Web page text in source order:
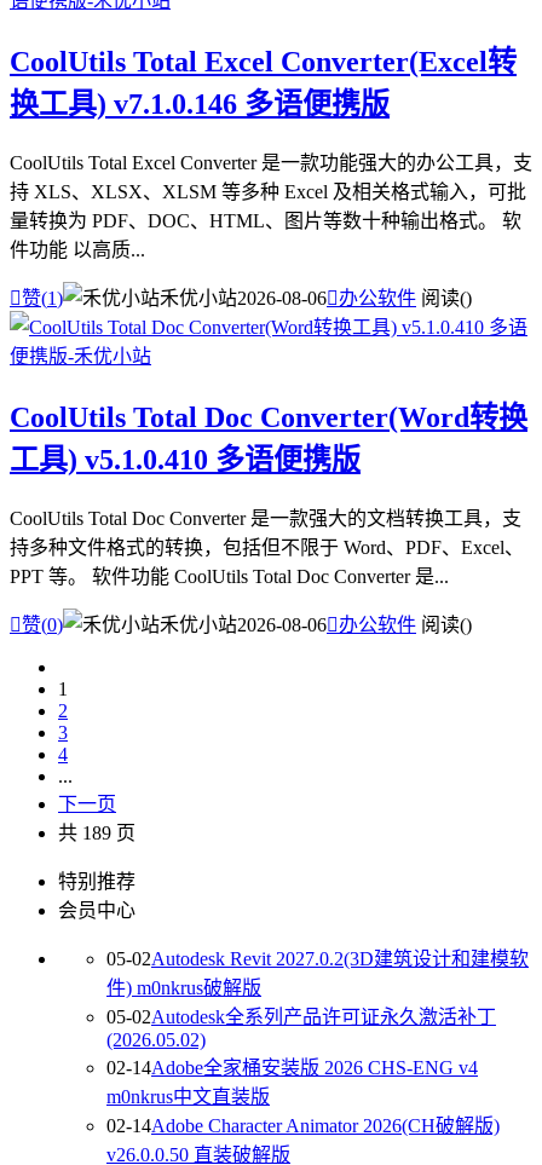
CoolUtils Total Excel Converter(Excel转
换工具) v7.1.0.146 多语便携版
CoolUtils Total Excel Converter 是一款功能强大的办公工具，支
持 XLS、XLSX、XLSM 等多种 Excel 及相关格式输入，可批
量转换为 PDF、DOC、HTML、图片等数十种输出格式。 软
件功能 以高质...
赞(1) 禾优小站2026-08-06办公软件 阅读()
CoolUtils Total Doc Converter(Word转换
工具) v5.1.0.410 多语便携版
CoolUtils Total Doc Converter 是一款强大的文档转换工具，支
持多种文件格式的转换，包括但不限于 Word、PDF、Excel、
PPT 等。 软件功能 CoolUtils Total Doc Converter 是...
赞(0) 禾优小站2026-08-06办公软件 阅读()
1
2
3
4
...
下一页
共 189 页
特别推荐
会员中心
05-02Autodesk Revit 2027.0.2(3D建筑设计和建模软
件) m0nkrus破解版
05-02Autodesk全系列产品许可证永久激活补丁
(2026.05.02)
02-14Adobe全家桶安装版 2026 CHS-ENG v4
m0nkrus中文直装版
02-14Adobe Character Animator 2026(CH破解版)
v26.0.0.50 直装破解版